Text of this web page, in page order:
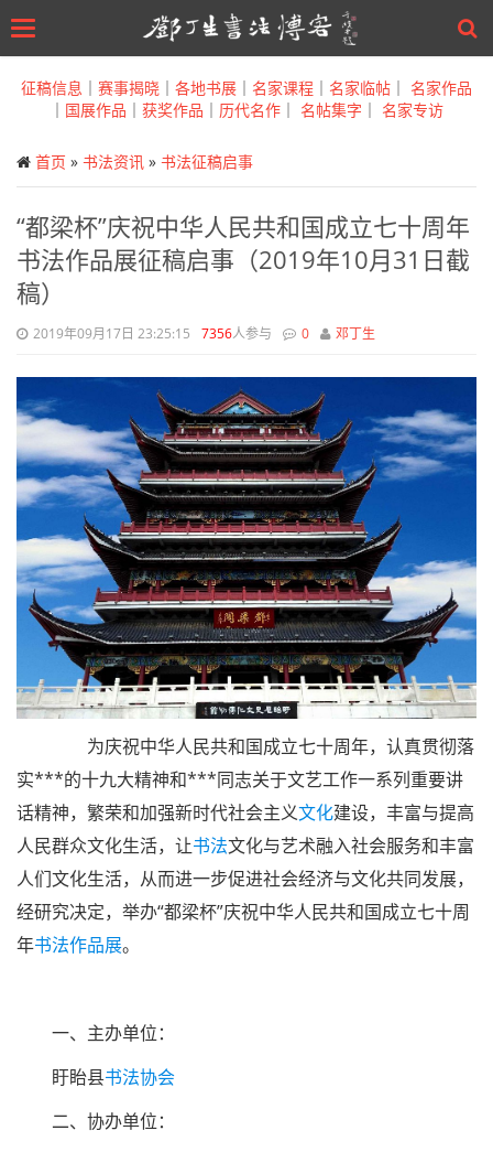
to
Toggle
征稿信息 ｜ 赛事揭晓 ｜ 各地书展 ｜ 名家课程 ｜ 名家临帖 ｜ 名家作品
｜ 国展作品 ｜ 获奖作品 ｜ 历代名作 ｜ 名帖集字 ｜ 名家专访
首页 » 书法资讯 » 书法征稿启事
“都梁杯”庆祝中华人民共和国成立七十周年
书法作品展征稿启事（2019年10月31日截
稿）
2019年09月17日 23:25:15 7356人参与 0 邓丁生
为庆祝中华人民共和国成立七十周年，认真贯彻落
实***的十九大精神和***同志关于文艺工作一系列重要讲
话精神，繁荣和加强新时代社会主义文化建设，丰富与提高
人民群众文化生活，让书法文化与艺术融入社会服务和丰富
人们文化生活，从而进一步促进社会经济与文化共同发展，
经研究决定，举办“都梁杯”庆祝中华人民共和国成立七十周
年书法作品展。
一、主办单位：
盱眙县书法协会
二、协办单位：